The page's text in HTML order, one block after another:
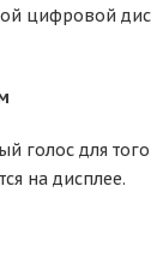
цифровой
голос для
на дисплее.